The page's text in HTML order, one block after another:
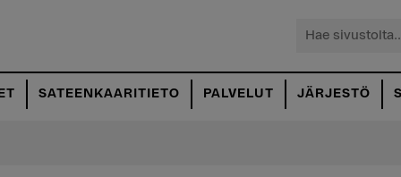
Hae
SATEENKAARITIETO PALVELUT JÄRJESTÖ